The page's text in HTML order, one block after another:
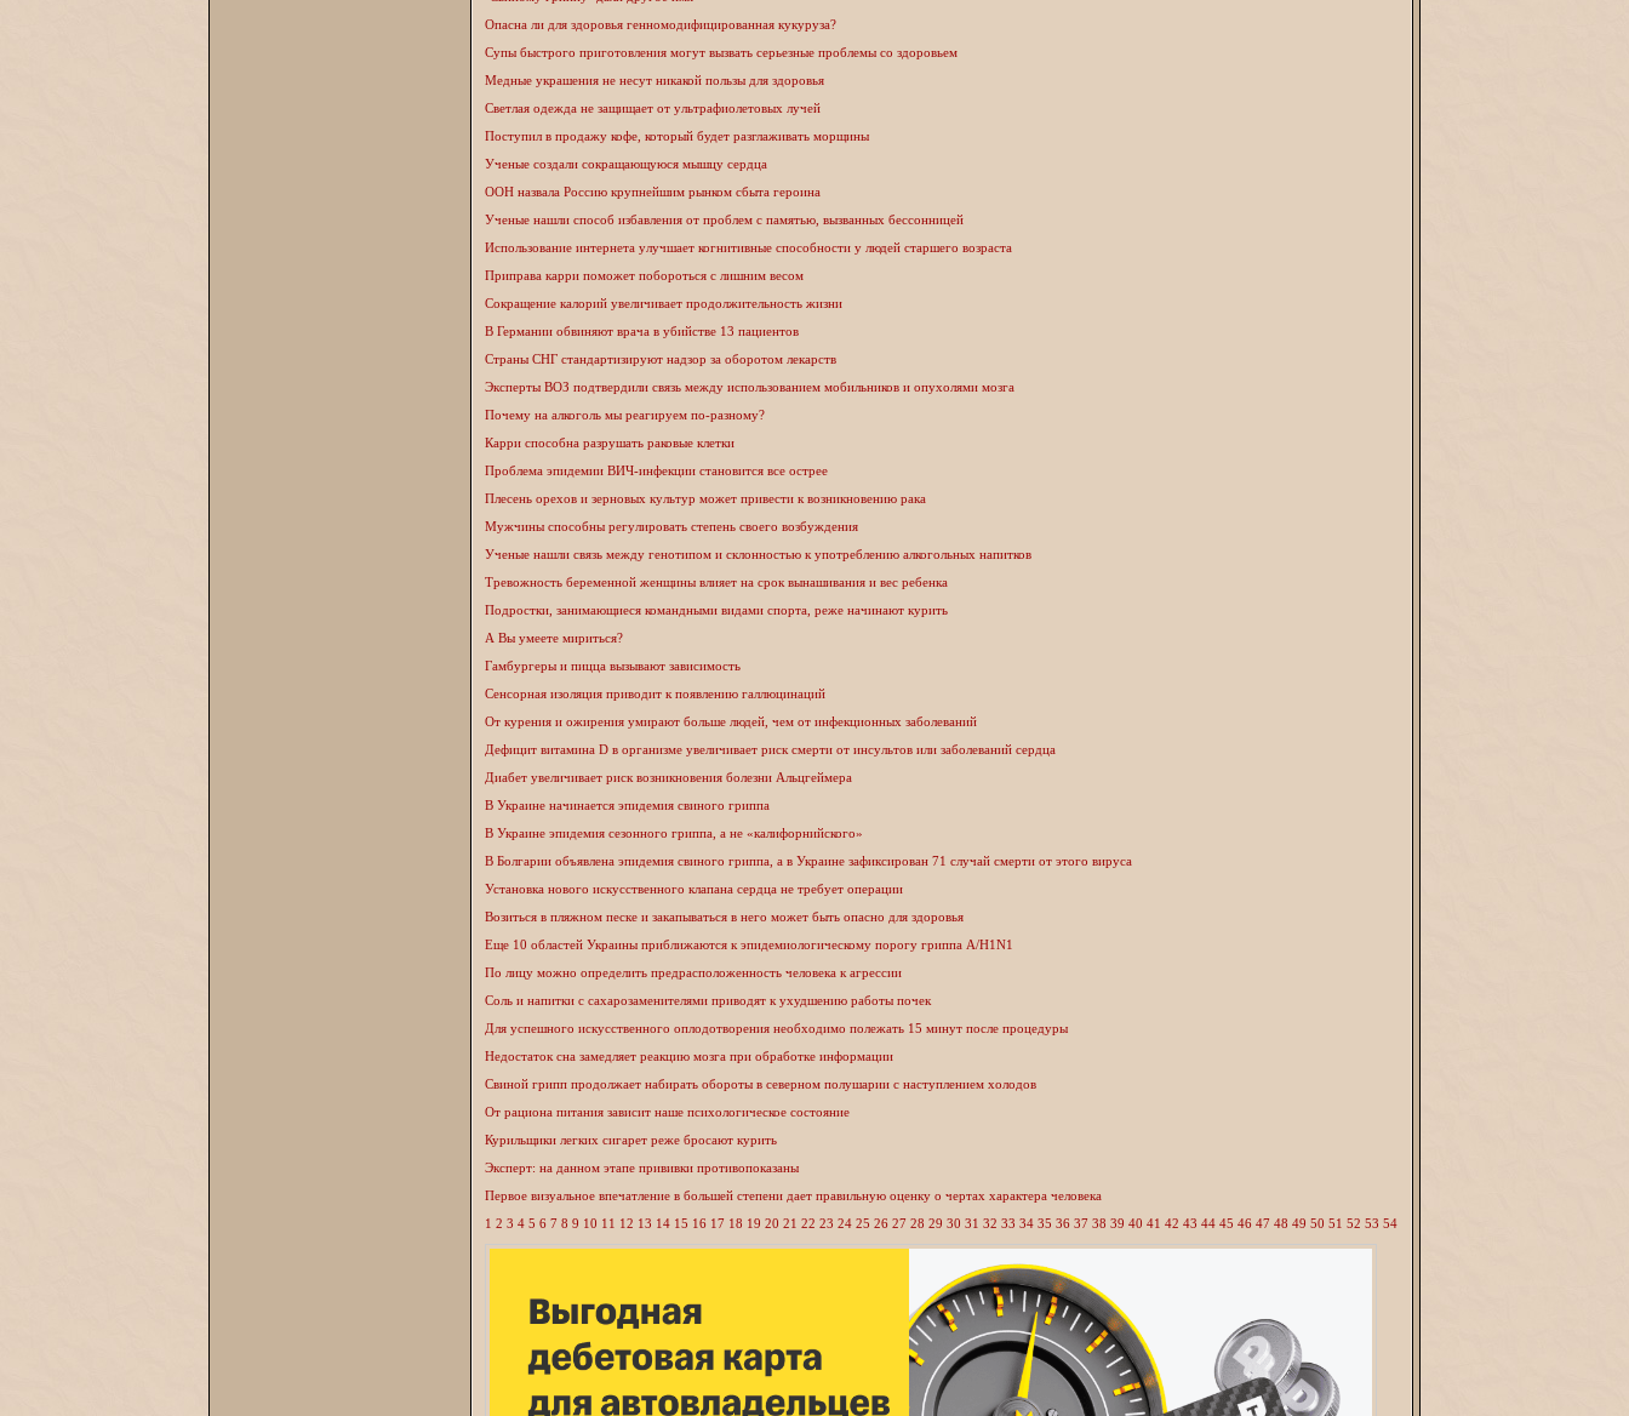
Опасна ли для здоровья генномодифицированная кукуруза?
Супы быстрого приготовления могут вызвать серьезные проблемы со здоровьем
Медные украшения не несут никакой пользы для здоровья
Светлая одежда не защищает от ультрафиолетовых лучей
Поступил в продажу кофе, который будет разглаживать морщины
Ученые создали сокращающуюся мышцу сердца
ООН назвала Россию крупнейшим рынком сбыта героина
Ученые нашли способ избавления от проблем с памятью, вызванных бессонницей
Использование интернета улучшает когнитивные способности у людей старшего возраста
Приправа карри поможет побороться с лишним весом
Сокращение калорий увеличивает продолжительность жизни
В Германии обвиняют врача в убийстве 13 пациентов
Страны СНГ стандартизируют надзор за оборотом лекарств
Эксперты ВОЗ подтвердили связь между использованием мобильников и опухолями мозга
Почему на алкоголь мы реагируем по-разному?
Карри способна разрушать раковые клетки
Проблема эпидемии ВИЧ-инфекции становится все острее
Плесень орехов и зерновых культур может привести к возникновению рака
Мужчины способны регулировать степень своего возбуждения
Ученые нашли связь между генотипом и склонностью к употреблению алкогольных напитков
Тревожность беременной женщины влияет на срок вынашивания и вес ребенка
Подростки, занимающиеся командными видами спорта, реже начинают курить
А Вы умеете мириться?
Гамбургеры и пицца вызывают зависимость
Сенсорная изоляция приводит к появлению галлюцинаций
От курения и ожирения умирают больше людей, чем от инфекционных заболеваний
Дефицит витамина D в организме увеличивает риск смерти от инсультов или заболеваний сердца
Диабет увеличивает риск возникновения болезни Альцгеймера
В Украине начинается эпидемия свиного гриппа
В Украине эпидемия сезонного гриппа, а не «калифорнийского»
В Болгарии объявлена эпидемия свиного гриппа, а в Украине зафиксирован 71 случай смерти от этого вируса
Установка нового искусственного клапана сердца не требует операции
Возиться в пляжном песке и закапываться в него может быть опасно для здоровья
Еще 10 областей Украины приближаются к эпидемиологическому порогу гриппа A/H1N1
По лицу можно определить предрасположенность человека к агрессии
Соль и напитки с сахарозаменителями приводят к ухудшению работы почек
Для успешного искусственного оплодотворения необходимо полежать 15 минут после процедуры
Недостаток сна замедляет реакцию мозга при обработке информации
Свиной грипп продолжает набирать обороты в северном полушарии с наступлением холодов
От рациона питания зависит наше психологическое состояние
Курильщики легких сигарет реже бросают курить
Эксперт: на данном этапе прививки противопоказаны
Первое визуальное впечатление в большей степени дает правильную оценку о чертах характера человека
1 2 3 4 5 6 7 8 9 10 11 12 13 14 15 16 17 18 19 20 21 22 23 24 25 26 27 28 29 30 31 32 33 34 35 36 37 38 39 40 41 42 43 44 45 46 47 48 49 50 51 52 53 54